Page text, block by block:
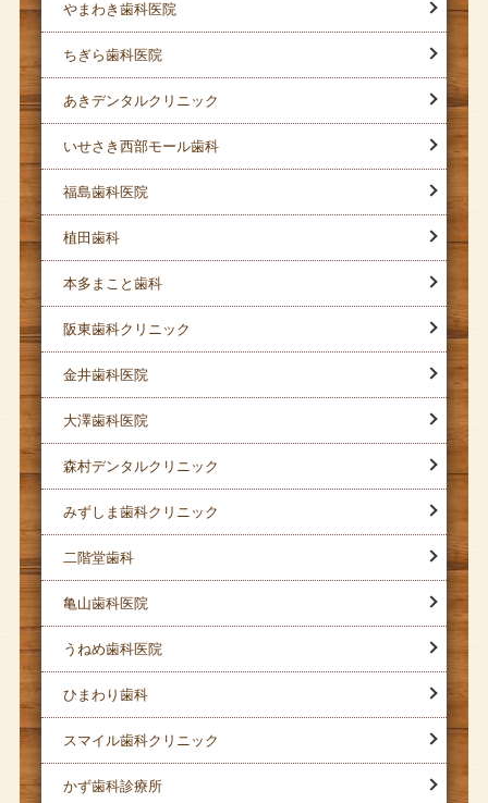
やまわき歯科医院
ちぎら歯科医院
あきデンタルクリニック
いせさき西部モール歯科
福島歯科医院
植田歯科
本多まこと歯科
阪東歯科クリニック
金井歯科医院
大澤歯科医院
森村デンタルクリニック
みずしま歯科クリニック
二階堂歯科
亀山歯科医院
うねめ歯科医院
ひまわり歯科
スマイル歯科クリニック
かず歯科診療所